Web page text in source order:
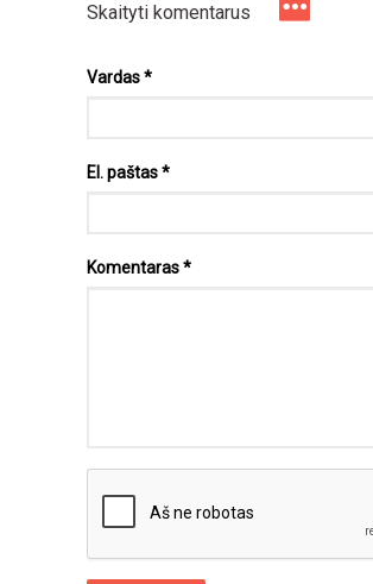
Skaityti komentarus
Vardas*
El. paštas*
Komentaras*